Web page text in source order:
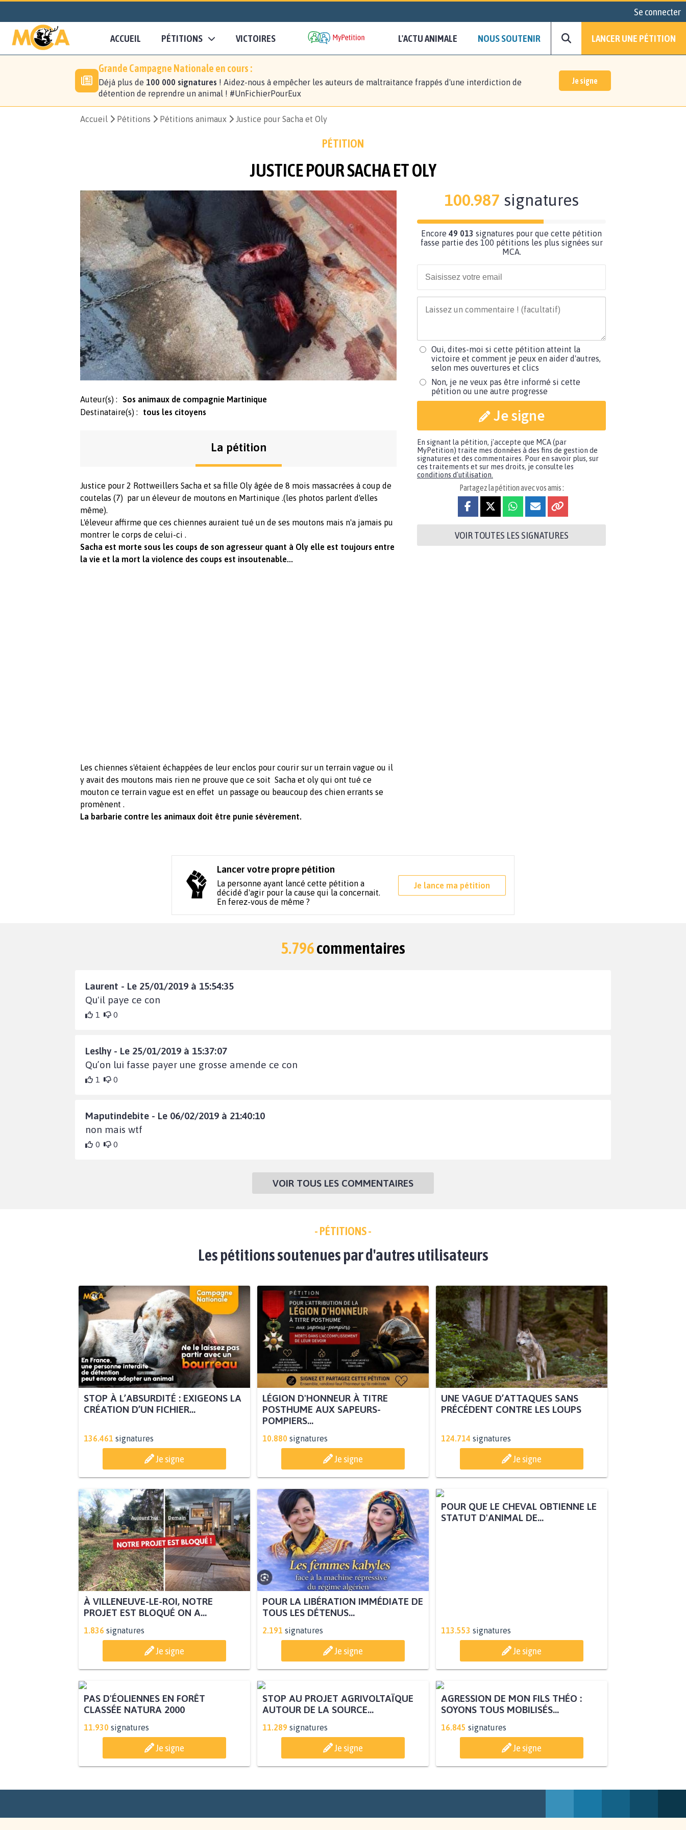
Se connecter
ACCUEIL PÉTITIONS VICTOIRES L'ACTU ANIMALE NOUS SOUTENIR LANCER UNE PÉTITION
Grande Campagne Nationale en cours :
Déjà plus de 100 000 signatures ! Aidez-nous à empêcher les auteurs de maltraitance frappés d'une interdiction de
détention de reprendre un animal ! #UnFichierPourEux
Je signe
Accueil Pétitions Pétitions animaux Justice pour Sacha et Oly
PÉTITION
JUSTICE POUR SACHA ET OLY
Auteur(s) :
Sos animaux de compagnie Martinique
Destinataire(s) :
tous les citoyens
La pétition
Justice pour 2 Rottweillers Sacha et sa fille Oly âgée de 8 mois massacrées à coup de
coutelas (7) par un éleveur de moutons en Martinique .(les photos parlent d'elles
même).
L'éleveur affirme que ces chiennes auraient tué un de ses moutons mais n'a jamais pu
montrer le corps de celui-ci .
Sacha est morte sous les coups de son agresseur quant à Oly elle est toujours entre
la vie et la mort la violence des coups est insoutenable...
Les chiennes s'étaient échappées de leur enclos pour courir sur un terrain vague ou il
y avait des moutons mais rien ne prouve que ce soit Sacha et oly qui ont tué ce
mouton ce terrain vague est en effet un passage ou beaucoup des chien errants se
promènent .
La barbarie contre les animaux doit être punie sévèrement.
100.987 signatures
Encore 49 013 signatures pour que cette pétition
fasse partie des 100 pétitions les plus signées sur
MCA.
Oui, dites-moi si cette pétition atteint la
victoire et comment je peux en aider d'autres,
selon mes ouvertures et clics
Non, je ne veux pas être informé si cette
pétition ou une autre progresse
Je signe
En signant la pétition, j'accepte que MCA (par
MyPetition) traite mes données à des fins de gestion de
signatures et des commentaires. Pour en savoir plus, sur
ces traitements et sur mes droits, je consulte les
conditions d'utilisation.
Partagez la pétition avec vos amis :
VOIR TOUTES LES SIGNATURES
Lancer votre propre pétition
La personne ayant lancé cette pétition a
décidé d'agir pour la cause qui la concernait.
En ferez-vous de même ?
Je lance ma pétition
5.796commentaires
Laurent - Le 25/01/2019 à 15:54:35
Qu'il paye ce con
1 0
Leslhy - Le 25/01/2019 à 15:37:07
Qu’on lui fasse payer une grosse amende ce con
1 0
Maputindebite - Le 06/02/2019 à 21:40:10
non mais wtf
0 0
VOIR TOUS LES COMMENTAIRES
- PÉTITIONS -
Les pétitions soutenues par d'autres utilisateurs
STOP À L’ABSURDITÉ : EXIGEONS LA
CRÉATION D’UN FICHIER...
136.461 signatures
Je signe
LÉGION D'HONNEUR À TITRE
POSTHUME AUX SAPEURS-
POMPIERS...
10.880 signatures
Je signe
UNE VAGUE D’ATTAQUES SANS
PRÉCÉDENT CONTRE LES LOUPS
124.714 signatures
Je signe
À VILLENEUVE-LE-ROI, NOTRE
PROJET EST BLOQUÉ ON A...
1.836 signatures
Je signe
POUR LA LIBÉRATION IMMÉDIATE DE
TOUS LES DÉTENUS...
2.191 signatures
Je signe
POUR QUE LE CHEVAL OBTIENNE LE
STATUT D'ANIMAL DE...
113.553 signatures
Je signe
PAS D'ÉOLIENNES EN FORÊT
CLASSÉE NATURA 2000
11.930 signatures
Je signe
STOP AU PROJET AGRIVOLTAÏQUE
AUTOUR DE LA SOURCE...
11.289 signatures
Je signe
AGRESSION DE MON FILS THÉO :
SOYONS TOUS MOBILISÉS...
16.845 signatures
Je signe